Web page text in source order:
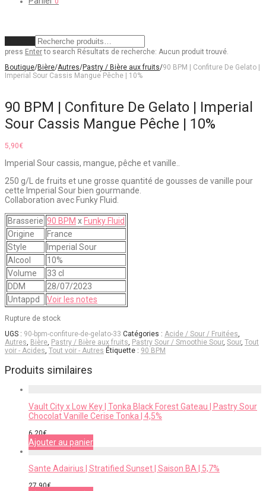
press Enterto search Résultats de recherche: Aucun produit trouvé.
Boutique/Bière/Autres/Pastry / Bière aux fruits/90 BPM | Confiture De Gelato |
Imperial Sour Cassis Mangue Pêche | 10%
90 BPM | Confiture De Gelato | Imperial
Sour Cassis Mangue Pêche | 10%
5,90€
Imperial Sour cassis, mangue, pêche et vanille..
250 g/L de fruits et une grosse quantité de gousses de vanille pour
cette Imperial Sour bien gourmande.
Collaboration avec Funky Fluid.
Brasserie 90 BPM x Funky Fluid
Origine
France
Style
Imperial Sour
Alcool
10%
Volume
33 cl
DDM
28/07/2023
Untappd
Voir les notes
Rupture de stock
UGS : 90-bpm-confiture-de-gelato-33 Catégories : Acide / Sour / Fruitées,
Autres, Bière, Pastry / Bière aux fruits, Pastry Sour / Smoothie Sour, Sour, Tout
voir - Acides, Tout voir - Autres Étiquette : 90 BPM
Produits similaires
Vault City x Low Key | Tonka Black Forest Gateau | Pastry Sour
Chocolat Vanille Cerise Tonka | 4,5%
6,20€
Ajouter au panier
Sante Adairius | Stratified Sunset | Saison BA | 5,7%
27,90€